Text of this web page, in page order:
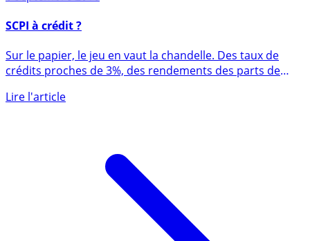
6 septembre 2016
SCPI à crédit ?
crédits proches de 3%, des rendements des parts de